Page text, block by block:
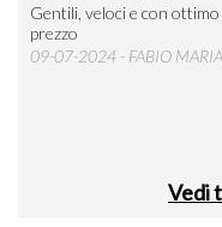
Gentili, veloci e con ottimo
prezzo
09-07-2024 - FABIO MARIA
Vedi